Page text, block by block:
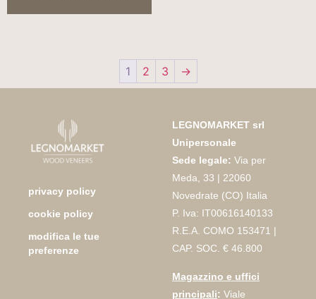
1 2 3 →
privacy policy
cookie policy
modifica le tue
preferenze
LEGNOMARKET srl
Unipersonale
Sede legale: Via per
Meda, 33 | 22060
Novedrate (CO) Italia
P. Iva: IT00616140133
R.E.A. COMO 153471 |
CAP. SOC. € 46.800
Magazzino e uffici
principali: Viale